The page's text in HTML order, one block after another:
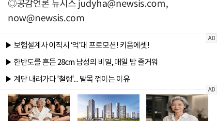
◎공감언론 뉴시스judyha@newsis.com,
now@newsis.com